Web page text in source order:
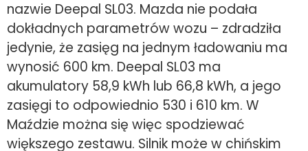
nazwie Deepal SL03. Mazda nie podała
dokładnych parametrów wozu – zdradziła
jedynie, że zasięg na jednym ładowaniu ma
wynosić 600 km. Deepal SL03 ma
akumulatory 58,9 kWh lub 66,8 kWh, a jego
zasięgi to odpowiednio 530 i 610 km. W
Maździe można się więc spodziewać
większego zestawu. Silnik może w chińskim